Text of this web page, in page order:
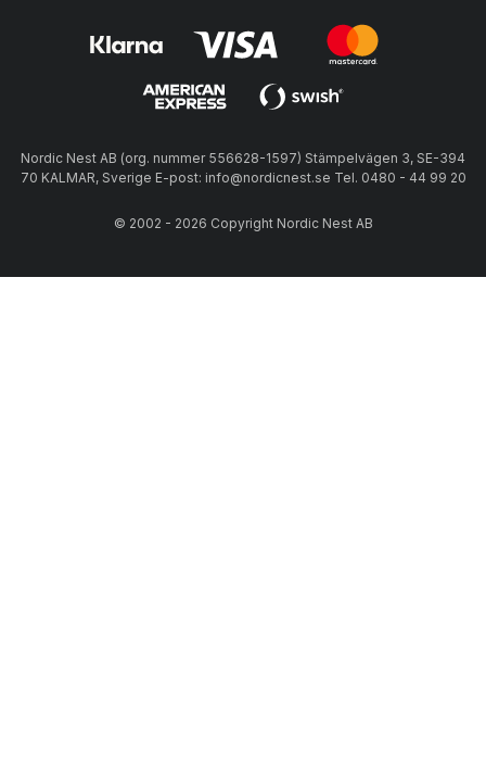
Nordic Nest AB (org. nummer 556628-1597) Stämpelvägen 3, SE-394
70 KALMAR, Sverige E-post: info@nordicnest.se Tel. 0480 - 44 99 20
© 2002 - 2026 Copyright Nordic Nest AB